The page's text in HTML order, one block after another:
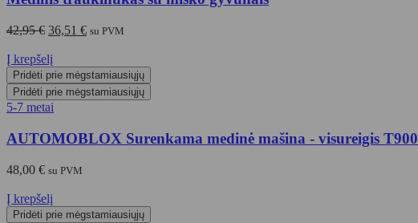
42,95€ Original
was:
42,95 €.
36,51 €Current
36,51 €.
su PVM
Į krepšelį
Pridėti prie mėgstamiausiųjų
Pridėti prie mėgstamiausiųjų
5-7 metai
AUTOMOBLOX Surenkama medinė mašina - visureigis T900
48,00 € su PVM
Į krepšelį
Pridėti prie mėgstamiausiųjų